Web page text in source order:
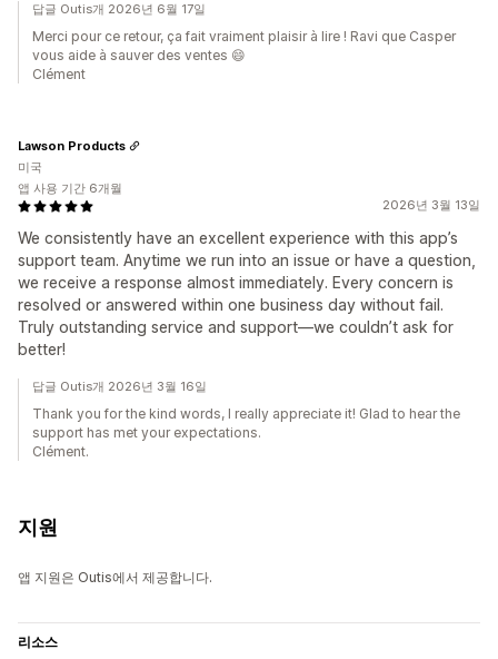
답글 Outis개 2026년 6월 17일
Merci pour ce retour, ça fait vraiment plaisir à lire ! Ravi que Casper
vous aide à sauver des ventes 😄
Clément
2026년 3월 13일
We consistently have an excellent experience with this app’s
support team. Anytime we run into an issue or have a question,
we receive a response almost immediately. Every concern is
resolved or answered within one business day without fail.
Truly outstanding service and support—we couldn’t ask for
better!
Lawson Products
미국
앱 사용 기간 6개월
답글 Outis개 2026년 3월 16일
Thank you for the kind words, I really appreciate it! Glad to hear the
support has met your expectations.
Clément.
지원
앱 지원은 Outis에서 제공합니다.
리소스